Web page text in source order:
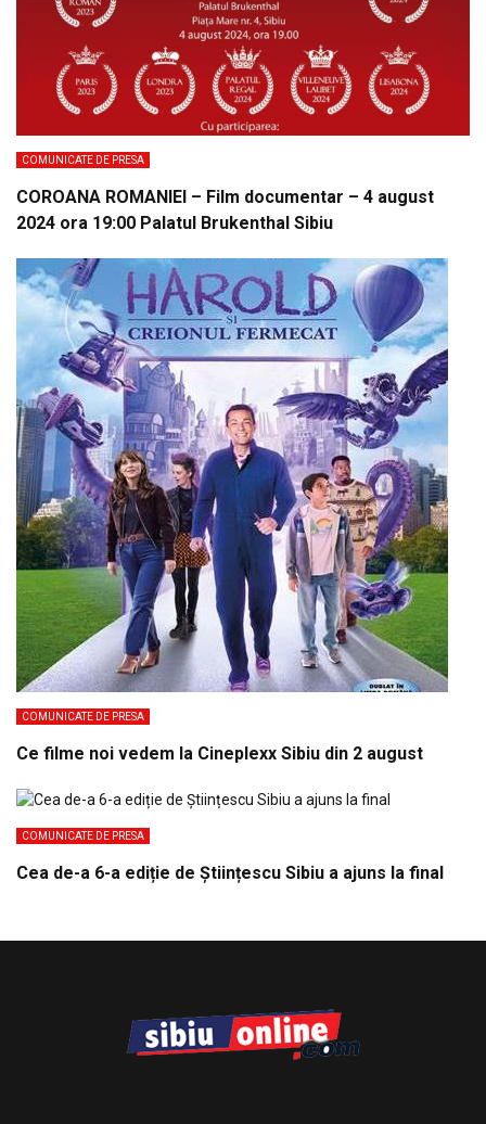
COMUNICATE DE PRESA
COROANA ROMANIEI – Film documentar – 4 august
2024 ora 19:00 Palatul Brukenthal Sibiu
COMUNICATE DE PRESA
Ce filme noi vedem la Cineplexx Sibiu din 2 august
COMUNICATE DE PRESA
Cea de-a 6-a ediție de Științescu Sibiu a ajuns la final